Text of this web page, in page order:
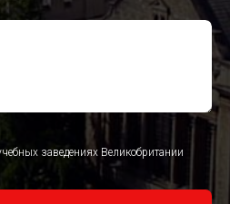
заведениях Великобритании